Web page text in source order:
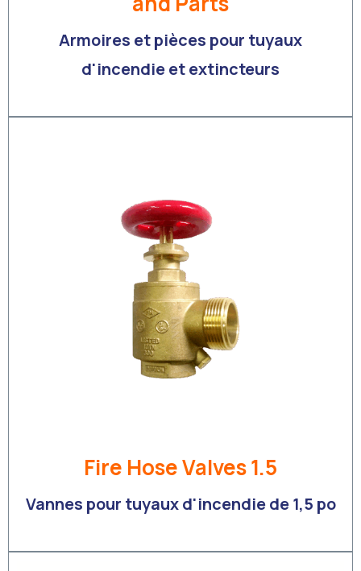
Armoires et pièces pour tuyaux
d'incendie et extincteurs
Fire Hose Valves 1.5
Vannes pour tuyaux d'incendie de 1,5 po